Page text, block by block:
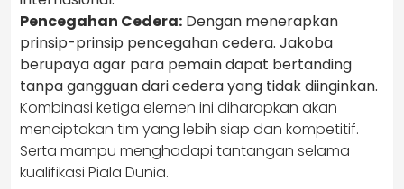
Pencegahan Cedera: Dengan menerapkan
prinsip-prinsip pencegahan cedera. Jakoba
berupaya agar para pemain dapat bertanding
tanpa gangguan dari cedera yang tidak diinginkan.
Kombinasi ketiga elemen ini diharapkan akan
menciptakan tim yang lebih siap dan kompetitif.
Serta mampu menghadapi tantangan selama
kualifikasi Piala Dunia.